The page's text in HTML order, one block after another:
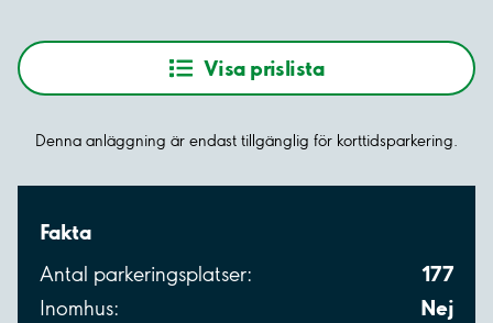
Visa prislista
Denna anläggning är endast tillgänglig för korttidsparkering.
Fakta
Antal parkeringsplatser: 177
Inomhus: Nej